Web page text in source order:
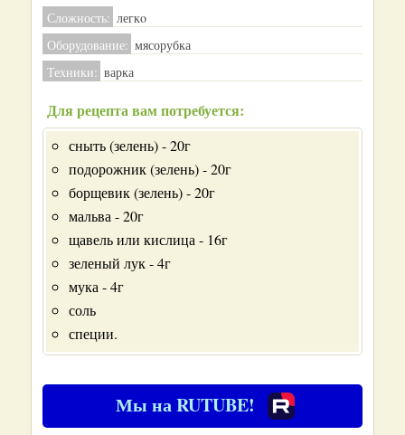
Сложность: легкo
Оборудование: мясорубка
Техники: варка
Для рецепта вам потребуется:
сныть (зелень) - 20г
подорожник (зелень) - 20г
борщевик (зелень) - 20г
мальва - 20г
щавель или кислица - 16г
зеленый лук - 4г
мука - 4г
соль
специи.
Мы на RUTUBE!